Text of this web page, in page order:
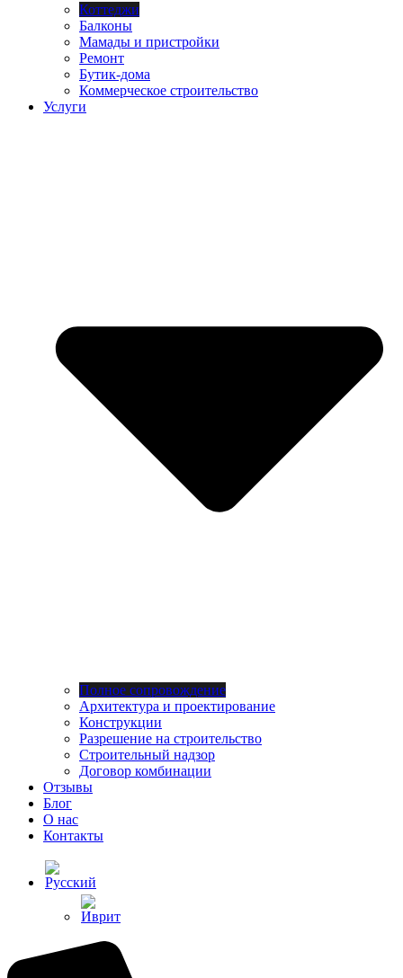
Коттеджи
Балконы
Мамады и пристройки
Ремонт
Бутик-дома
Коммерческое строительство
Услуги
Полное сопровождение
Архитектура и проектирование
Конструкции
Разрешение на строительство
Строительный надзор
Договор комбинации
Отзывы
Блог
О нас
Контакты